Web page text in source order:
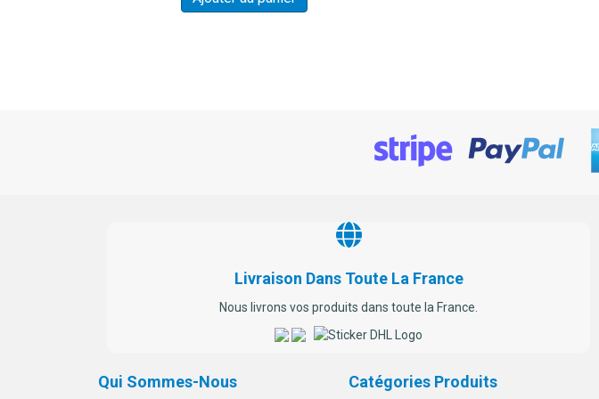
Livraison Dans Toute La France
Nous livrons vos produits dans toute la France.
Qui Sommes-Nous Catégories Produits